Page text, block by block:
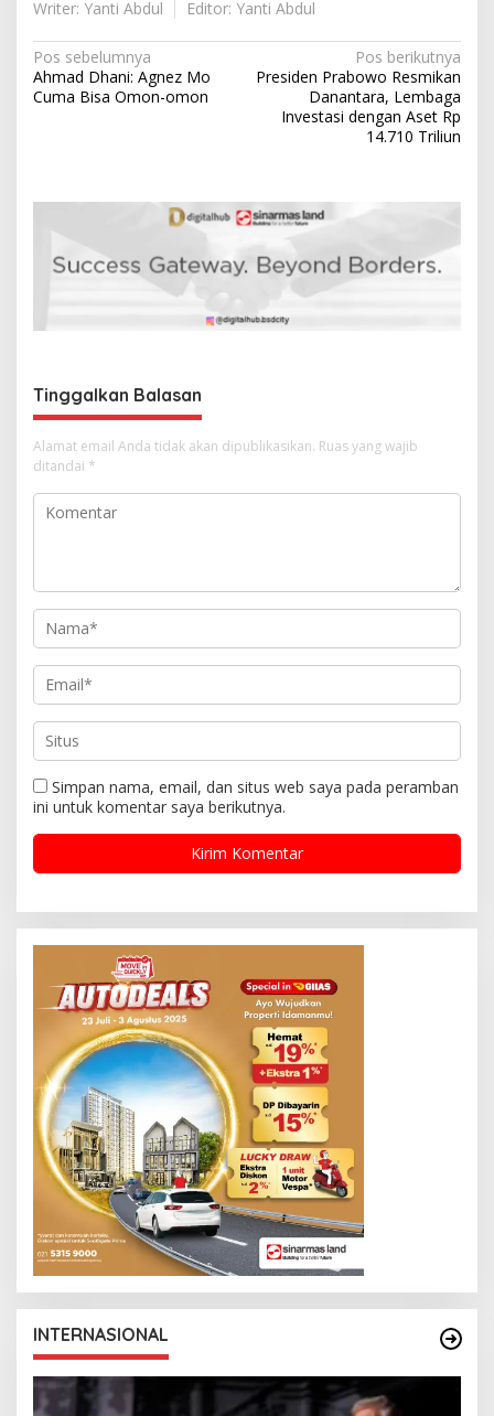
Writer: Yanti Abdul Editor: Yanti Abdul
N
a
o
Pos sebelumnya
Ahmad Dhani: Agnez Mo
Cuma Bisa Omon-omon
Pos berikutnya
Presiden Prabowo Resmikan
Danantara, Lembaga
Investasi dengan Aset Rp
14.710 Triliun
Tinggalkan Balasan
Alamat email Anda tidak akan dipublikasikan. Ruas yang wajib
ditandai *
Simpan nama, email, dan situs web saya pada peramban
ini untuk komentar saya berikutnya.
INTERNASIONAL